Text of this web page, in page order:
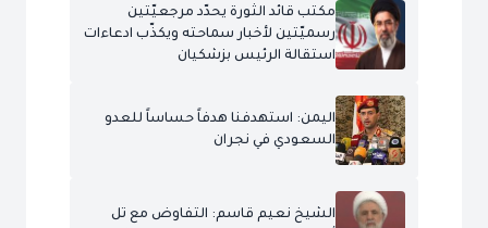
مكتب قائد الثورة يحدّد مرجعيّتين
رسميّتين لأخبار سماحته ويكذّب ادعاءات
استقالة الرئيس بزشكيان
اليمن: استهدفنا هدفاً حساساً للعدو
السعودي في نجران
الشيخ نعيم قاسم: التفاوض مع تل